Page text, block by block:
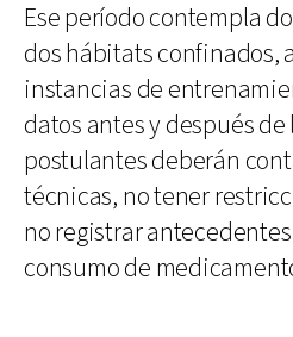
Ese período contempla
dos hábitats confinados,
instancias de
datos antes y después
postulantes deberán
técnicas, no tener
no registrar
consumo de